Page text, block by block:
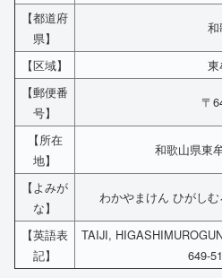
【都道府
県】
和
【区域】
東
【郵便番
号】
〒
【所在
地】
和歌山県東
【よみが
な】
わかやまけん ひがし
【英語表
記】
TAIJI,
649-